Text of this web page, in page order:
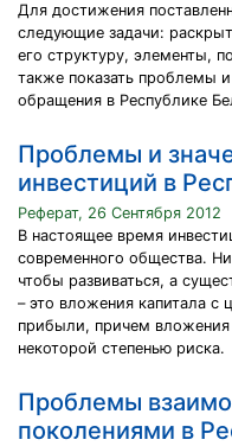
Для достижения
следующие задачи:
его структуру, элементы,
также показать проблемы
обращения в Республике
Проблемы и
инвестиций в
Реферат, 26 Сентября 2012
В настоящее время
современного общества.
чтобы развиваться, а
– это вложения капитала с
прибыли, причем вложения
некоторой степенью риска.
Проблемы
поколениями в